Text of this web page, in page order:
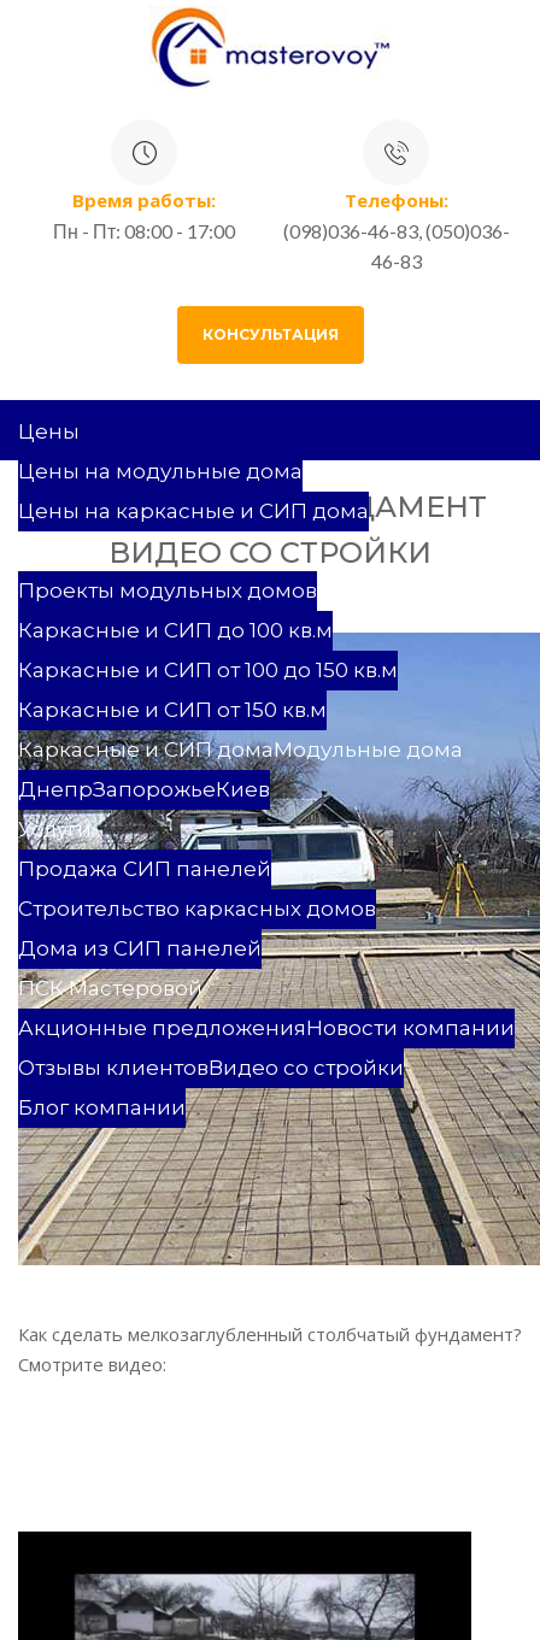
Время работы:
Пн - Пт: 08:00 - 17:00
Телефоны:
(098)036-46-83, (050)036-
46-83
КОНСУЛЬТАЦИЯ
Цены
Цены на модульные дома
Цены на каркасные и СИП дома
Проекты модульных домов
Каркасные и СИП до 100 кв.м
Каркасные и СИП от 100 до 150 кв.м
Каркасные и СИП от 150 кв.м
Каркасные и СИП дома
ДнепрЗапорожьеКиев
Модульные дома
Услуги
Продажа СИП панелей
Строительство каркасных домов
Дома из СИП панелей
ПСК Мастеровой
Акционные предложенияНовости компании
Отзывы клиентовВидео со стройки
Блог компании
CТОЛБЧАТЫЙ ФУНДАМЕНТ
ВИДЕО СО СТРОЙКИ
Как сделать мелкозаглубленный столбчатый фундамент?
Смотрите видео: